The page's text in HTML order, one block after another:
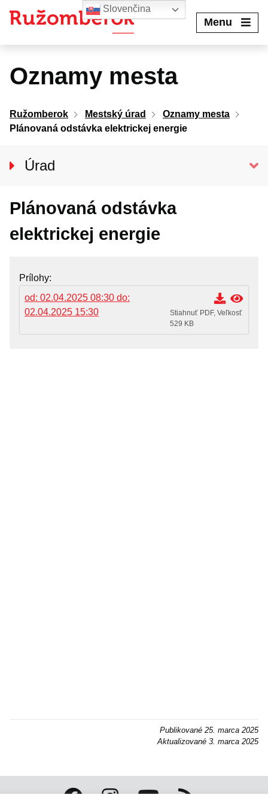
Menu
Oznamy mesta
Ružomberok Mestský úrad
Oznamy mesta
Plánovaná odstávka elektrickej energie
Úrad
Prednosta úradu
Oddelenia MsÚ
Dokumenty, žiadosti a tlačivá
Plánovaná odstávka
elektrickej energie
Prílohy
od: 02.04.2025 08:30 do:
02.04.2025 15:30
Stiahnuť PDF, Veľkosť
529 KB
Publikované 25. marca 2025
Aktualizované 3. marca 2025
Slovenčina